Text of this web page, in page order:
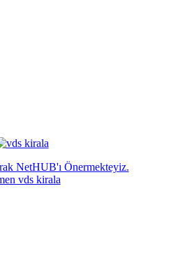
NetHUB'ı Önermekteyiz.
vds kirala